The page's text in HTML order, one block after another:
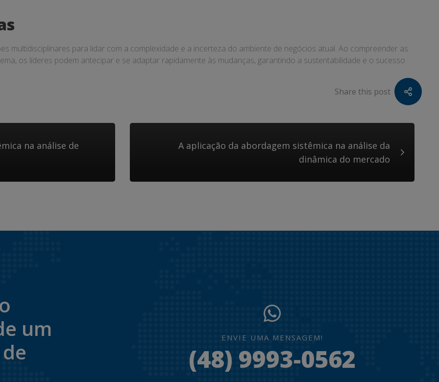
multidisciplinares para lidar com a complexidade e a incerteza do ambiente de negócios atual. Ao compreender as
os líderes podem antecipar e se adaptar rapidamente às mudanças, garantindo a sustentabilidade e o sucesso
Share this post
na análise de
A aplicação da abordagem sistêmica na análise da
dinâmica do mercado
um
ENVIE UMA MENSAGEM!
(48) 9993-0562